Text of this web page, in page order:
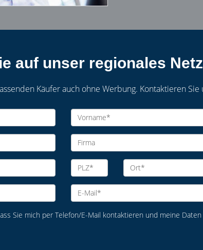
auf unser regionales
Käufer auch ohne Werbung. Kontaktieren Sie
Sie mich per Telefon/E-Mail kontaktieren und meine Daten